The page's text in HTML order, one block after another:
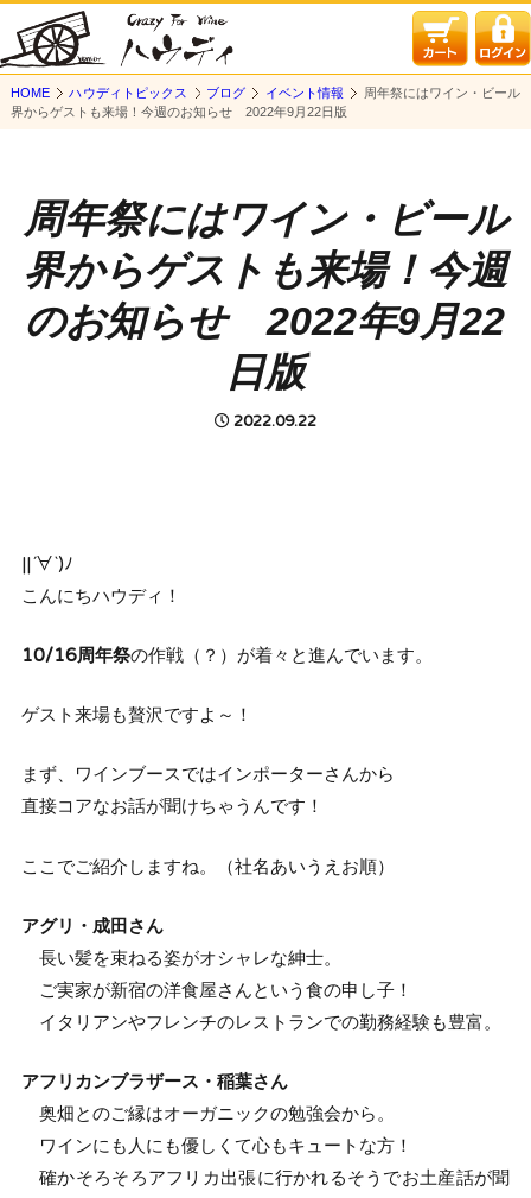
HOME ハウディトピックス ブログ イベント情報
周年祭にはワイン・ビール
界からゲストも来場！今週のお知らせ 2022年9月22日版
周年祭にはワイン・ビール
界からゲストも来場！今週
のお知らせ 2022年9月22
日版
2022.09.22
||´∀`)ﾉ
こんにちハウディ！
10/16周年祭の作戦（？）が着々と進んでいます。
ゲスト来場も贅沢ですよ～！
まず、ワインブースではインポーターさんから
直接コアなお話が聞けちゃうんです！
ここでご紹介しますね。（社名あいうえお順）
アグリ・成田さん
長い髪を束ねる姿がオシャレな紳士。
ご実家が新宿の洋食屋さんという食の申し子！
イタリアンやフレンチのレストランでの勤務経験も豊富。
アフリカンブラザース・稲葉さん
奥畑とのご縁はオーガニックの勉強会から。
ワインにも人にも優しくて心もキュートな方！
確かそろそろアフリカ出張に行かれるそうでお土産話が聞